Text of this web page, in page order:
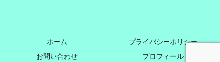
ホーム
プライバシーポリシー
お問い合わせ
プロフィール